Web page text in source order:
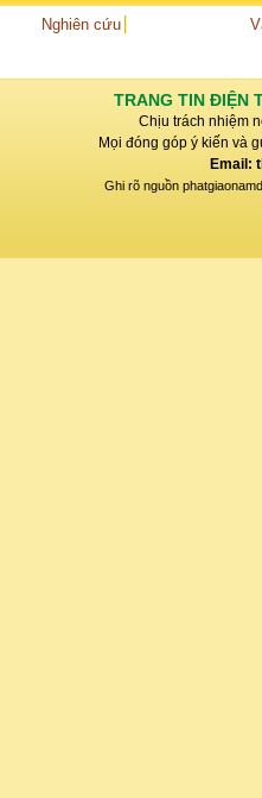
Nghiên cứu
TRANG TIN ĐIỆN
Chịu trách nhiệm
Mọi đóng góp ý kiến và
Email:
Ghi rõ nguồn